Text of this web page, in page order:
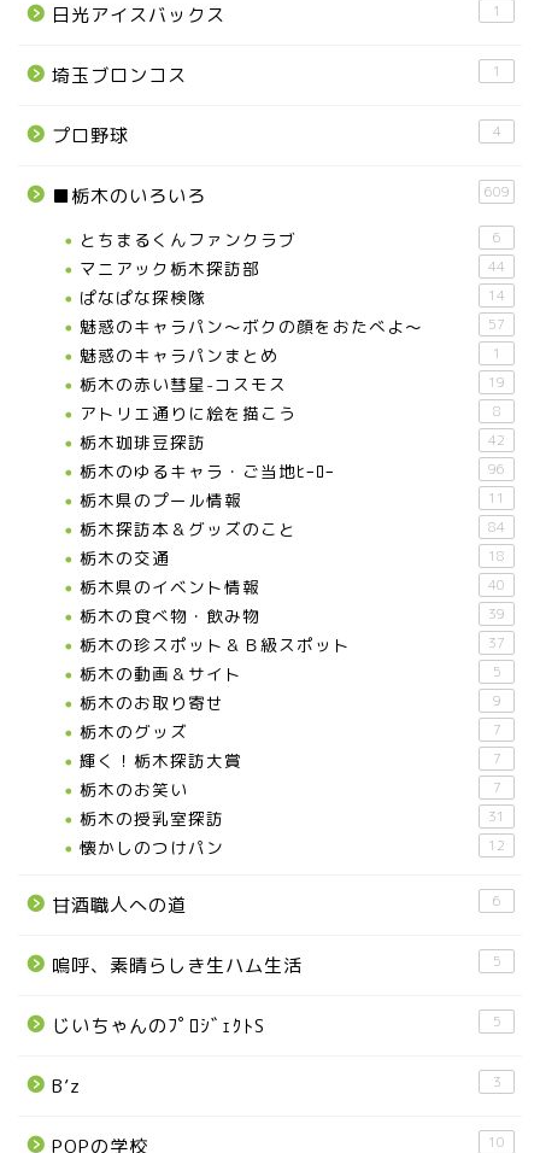
日光アイスバックス 1
埼玉ブロンコス 1
プロ野球 4
■栃木のいろいろ 609
とちまるくんファンクラブ 6
マニアック栃木探訪部 44
ぱなぱな探検隊 14
魅惑のキャラパン～ボクの顔をおたべよ～ 57
魅惑のキャラパンまとめ 1
栃木の赤い彗星-コスモス 19
アトリエ通りに絵を描こう 8
栃木珈琲豆探訪 42
栃木のゆるキャラ・ご当地ﾋｰﾛｰ 96
栃木県のプール情報 11
栃木探訪本＆グッズのこと 84
栃木の交通 18
栃木県のイベント情報 40
栃木の食べ物・飲み物 39
栃木の珍スポット＆Ｂ級スポット 37
栃木の動画＆サイト 5
栃木のお取り寄せ 9
栃木のグッズ 7
輝く！栃木探訪大賞 7
栃木のお笑い 7
栃木の授乳室探訪 31
懐かしのつけパン 12
甘酒職人への道 6
嗚呼、素晴らしき生ハム生活 5
じいちゃんのﾌﾟﾛｼﾞｪｸﾄS 5
B’z 3
POPの学校 10